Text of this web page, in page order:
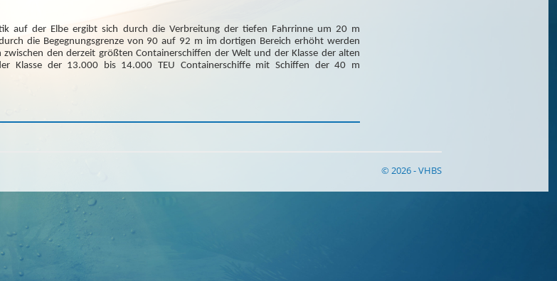
auf der Elbe ergibt sich durch die Verbreitung der tiefen Fahrrinne um 20 m
die Begegnungsgrenze von 90 auf 92 m im dortigen Bereich erhöht werden
den derzeit größten Containerschiffen der Welt und der Klasse der alten
Klasse der 13.000 bis 14.000 TEU Containerschiffe mit Schiffen der 40 m
© 2026 - VHBS